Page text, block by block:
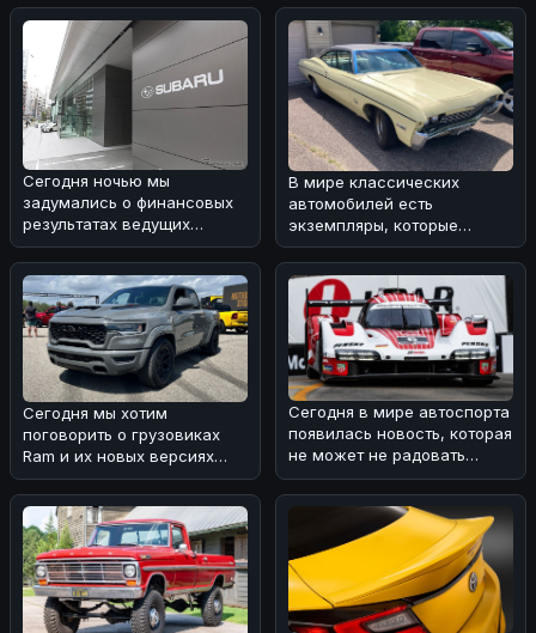
Сегодня ночью мы
задумались о финансовых
результатах ведущих
автопроизводителей за
второй квартал 20
В мире классических
автомобилей есть
экземпляры, которые
вызывают особую
ностальгию и восхищение
🚗.
Сегодня мы хотим
поговорить о грузовиках
Ram и их новых версиях
Rumble Bee V8 Trucks. 🚗
⚡По нашему м
Сегодня в мире автоспорта
появилась новость, которая
не может не радовать
поклонников Porsche
Motors